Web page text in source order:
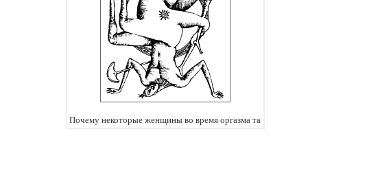
Почему некоторые женщины во время оргазма так кричат